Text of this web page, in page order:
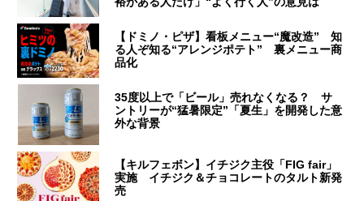
【ドミノ・ピザ】看板メニュー“魔改造” 知
る人ぞ知る“アレンジポテト” 裏メニュー商
品化
35度以上で「ビール」売れなくなる？ サ
ントリーが“猛暑限定”「夏生」を開発した意
外な背景
【キルフェボン】イチジク主役「FIG fair」
実施 イチジク＆チョコレートのタルト新発
売